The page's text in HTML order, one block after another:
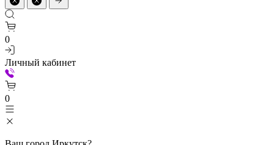
0
Личный кабинет
0